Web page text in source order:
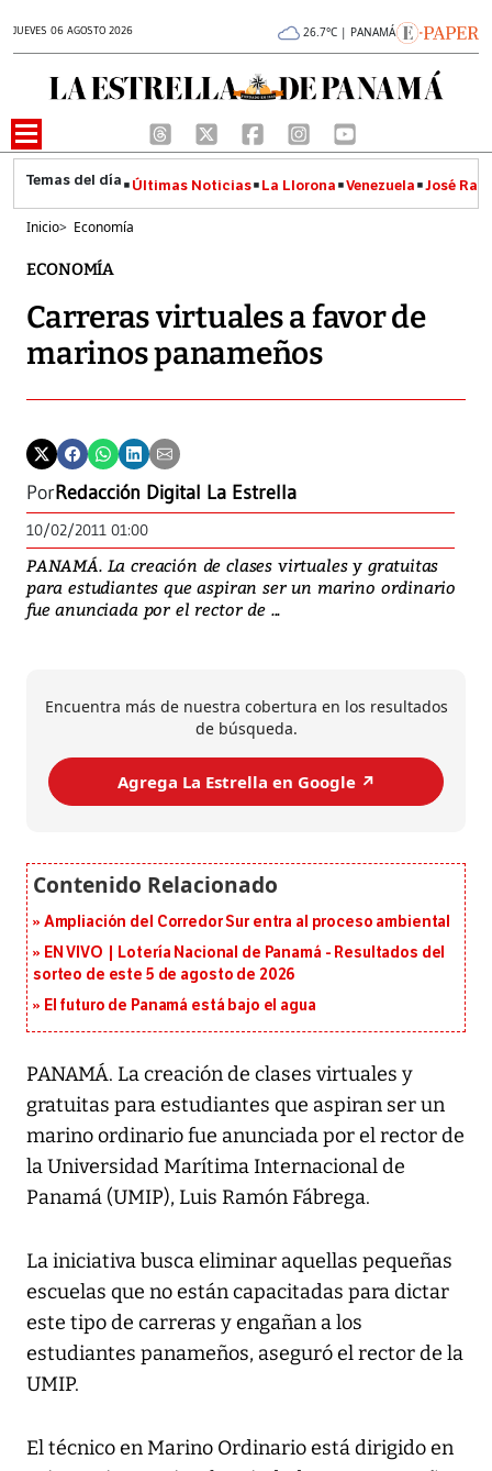
JUEVES 06 AGOSTO 2026 26.7°C | PANAMÁ
Últimas Noticias La Llorona Venezuela José
Inicio> Economía
ECONOMÍA
Carreras virtuales a favor de
marinos panameños
PorRedacción Digital La Estrella
10/02/2011 01:00
PANAMÁ. La creación de clases virtuales y gratuitas
para estudiantes que aspiran ser un marino ordinario
fue anunciada por el rector de ...
Encuentra más de nuestra cobertura en los resultados
de búsqueda.
Agrega La Estrella en Google ↗️
Ampliación del Corredor Sur entra al proceso ambiental
EN VIVO | Lotería Nacional de Panamá - Resultados del
sorteo de este 5 de agosto de 2026
El futuro de Panamá está bajo el agua
PANAMÁ. La creación de clases virtuales y
gratuitas para estudiantes que aspiran ser un
marino ordinario fue anunciada por el rector de
la Universidad Marítima Internacional de
Panamá (UMIP), Luis Ramón Fábrega.
La iniciativa busca eliminar aquellas pequeñas
escuelas que no están capacitadas para dictar
este tipo de carreras y engañan a los
estudiantes panameños, aseguró el rector de la
UMIP.
El técnico en Marino Ordinario está dirigido en